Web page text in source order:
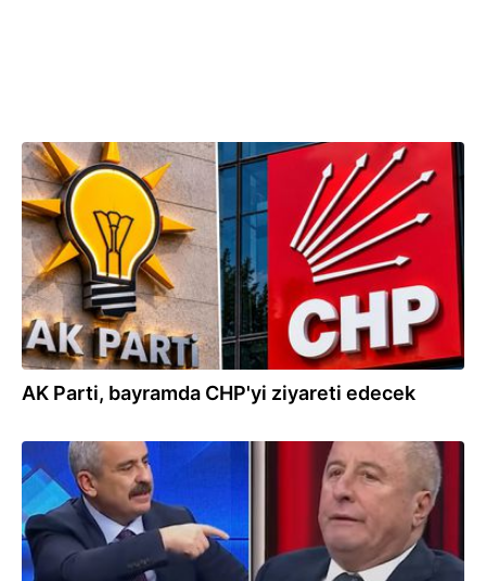
25.05.2026
AK Parti, bayramda CHP'yi ziyareti edecek
30.12.2025